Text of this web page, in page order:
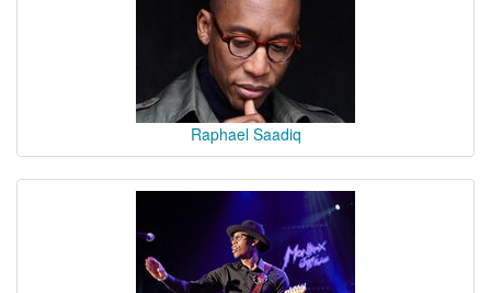
Raphael Saadiq